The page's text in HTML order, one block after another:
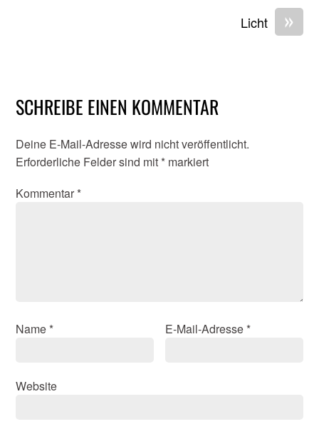
»
Licht
SCHREIBE EINEN KOMMENTAR
Deine E-Mail-Adresse wird nicht veröffentlicht.
Erforderliche Felder sind mit * markiert
Kommentar *
Name * E-Mail-Adresse *
Website